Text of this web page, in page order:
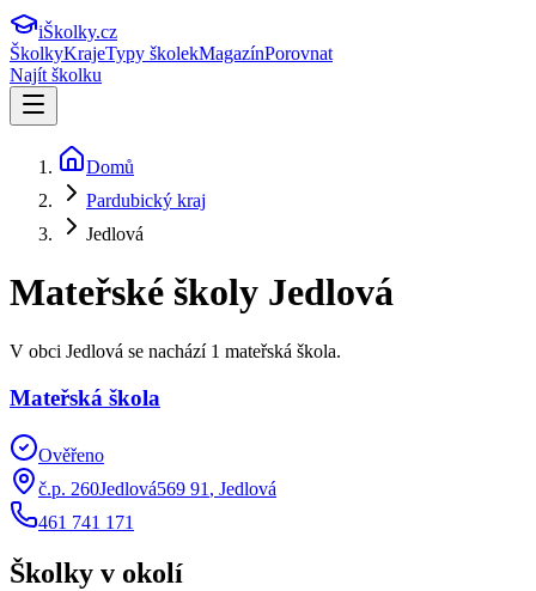
iŠkolky.cz
ŠkolkyKrajeTypy školekMagazínPorovnat
Najít školku
Domů
Pardubický kraj
Jedlová
Mateřské školy Jedlová
V obci Jedlová se nachází 1 mateřská škola.
Mateřská škola
Ověřeno
č.p. 260Jedlová569 91 , Jedlová
461 741 171
Školky v okolí